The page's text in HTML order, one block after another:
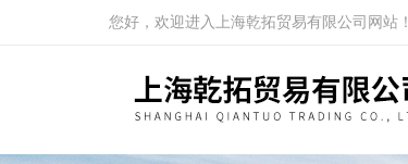
您好，欢迎进入上海乾拓贸易有限公司网站！